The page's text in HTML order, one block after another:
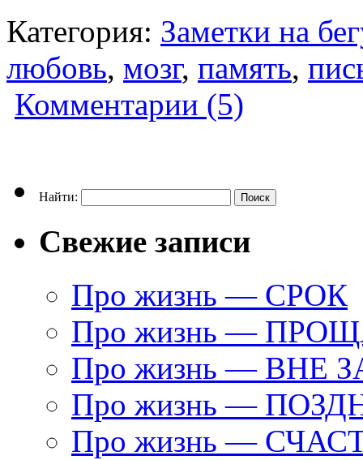
Категория: Заметки на
любовь, мозг, память,
Комментарии (5)
Найти:
Свежие записи
Про жизнь — СРОК
Про жизнь —
Про жизнь — ВНЕ
Про жизнь —
Про жизнь —